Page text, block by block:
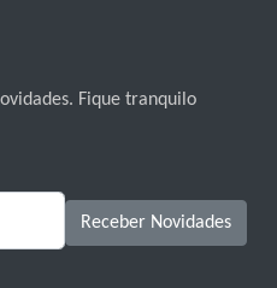
Fique tranquilo
Receber Novidades